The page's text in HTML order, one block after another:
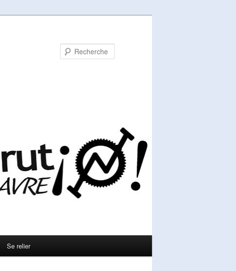
Se relier